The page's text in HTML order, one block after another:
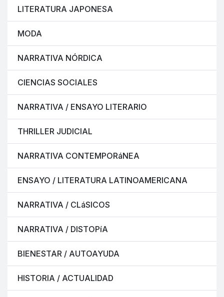
LITERATURA JAPONESA
MODA
NARRATIVA NÓRDICA
CIENCIAS SOCIALES
NARRATIVA / ENSAYO LITERARIO
THRILLER JUDICIAL
NARRATIVA CONTEMPORáNEA
ENSAYO / LITERATURA LATINOAMERICANA
NARRATIVA / CLáSICOS
NARRATIVA / DISTOPíA
BIENESTAR / AUTOAYUDA
HISTORIA / ACTUALIDAD